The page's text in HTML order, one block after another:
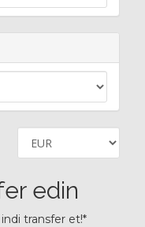
edin
transfer et!*